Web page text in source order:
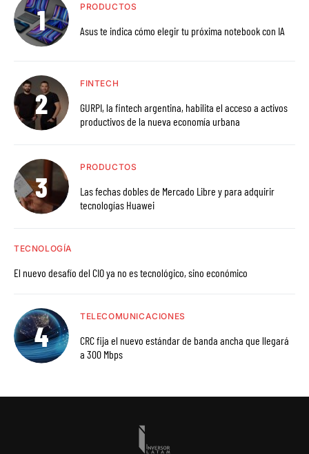
PRODUCTOS
Asus te indica cómo elegir tu próxima notebook con IA
FINTECH
GURPI, la fintech argentina, habilita el acceso a activos
productivos de la nueva economía urbana
PRODUCTOS
Las fechas dobles de Mercado Libre y para adquirir
tecnologías Huawei
TECNOLOGÍA
El nuevo desafío del CIO ya no es tecnológico, sino económico
TELECOMUNICACIONES
CRC fija el nuevo estándar de banda ancha que llegará
a 300 Mbps